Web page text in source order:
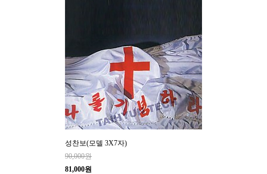
성찬보(모델 3X7자)
90,000원
81,000원